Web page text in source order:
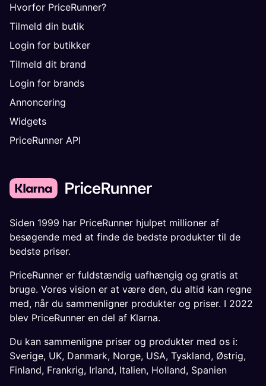
Hvorfor PriceRunner?
Tilmeld din butik
Login for butikker
Tilmeld dit brand
Login for brands
Annoncering
Widgets
PriceRunner API
Siden 1999 har PriceRunner hjulpet millioner af
besøgende med at finde de bedste produkter til de
bedste priser.
PriceRunner er fuldstændig uafhængig og gratis at
bruge. Vores vision er at være den, du altid kan regne
med, når du sammenligner produkter og priser. I 2022
blev PriceRunner en del af Klarna.
Du kan sammenligne priser og produkter med os i:
Sverige, UK, Danmark, Norge, USA, Tyskland, Østrig,
Finland, Frankrig, Irland, Italien, Holland, Spanien